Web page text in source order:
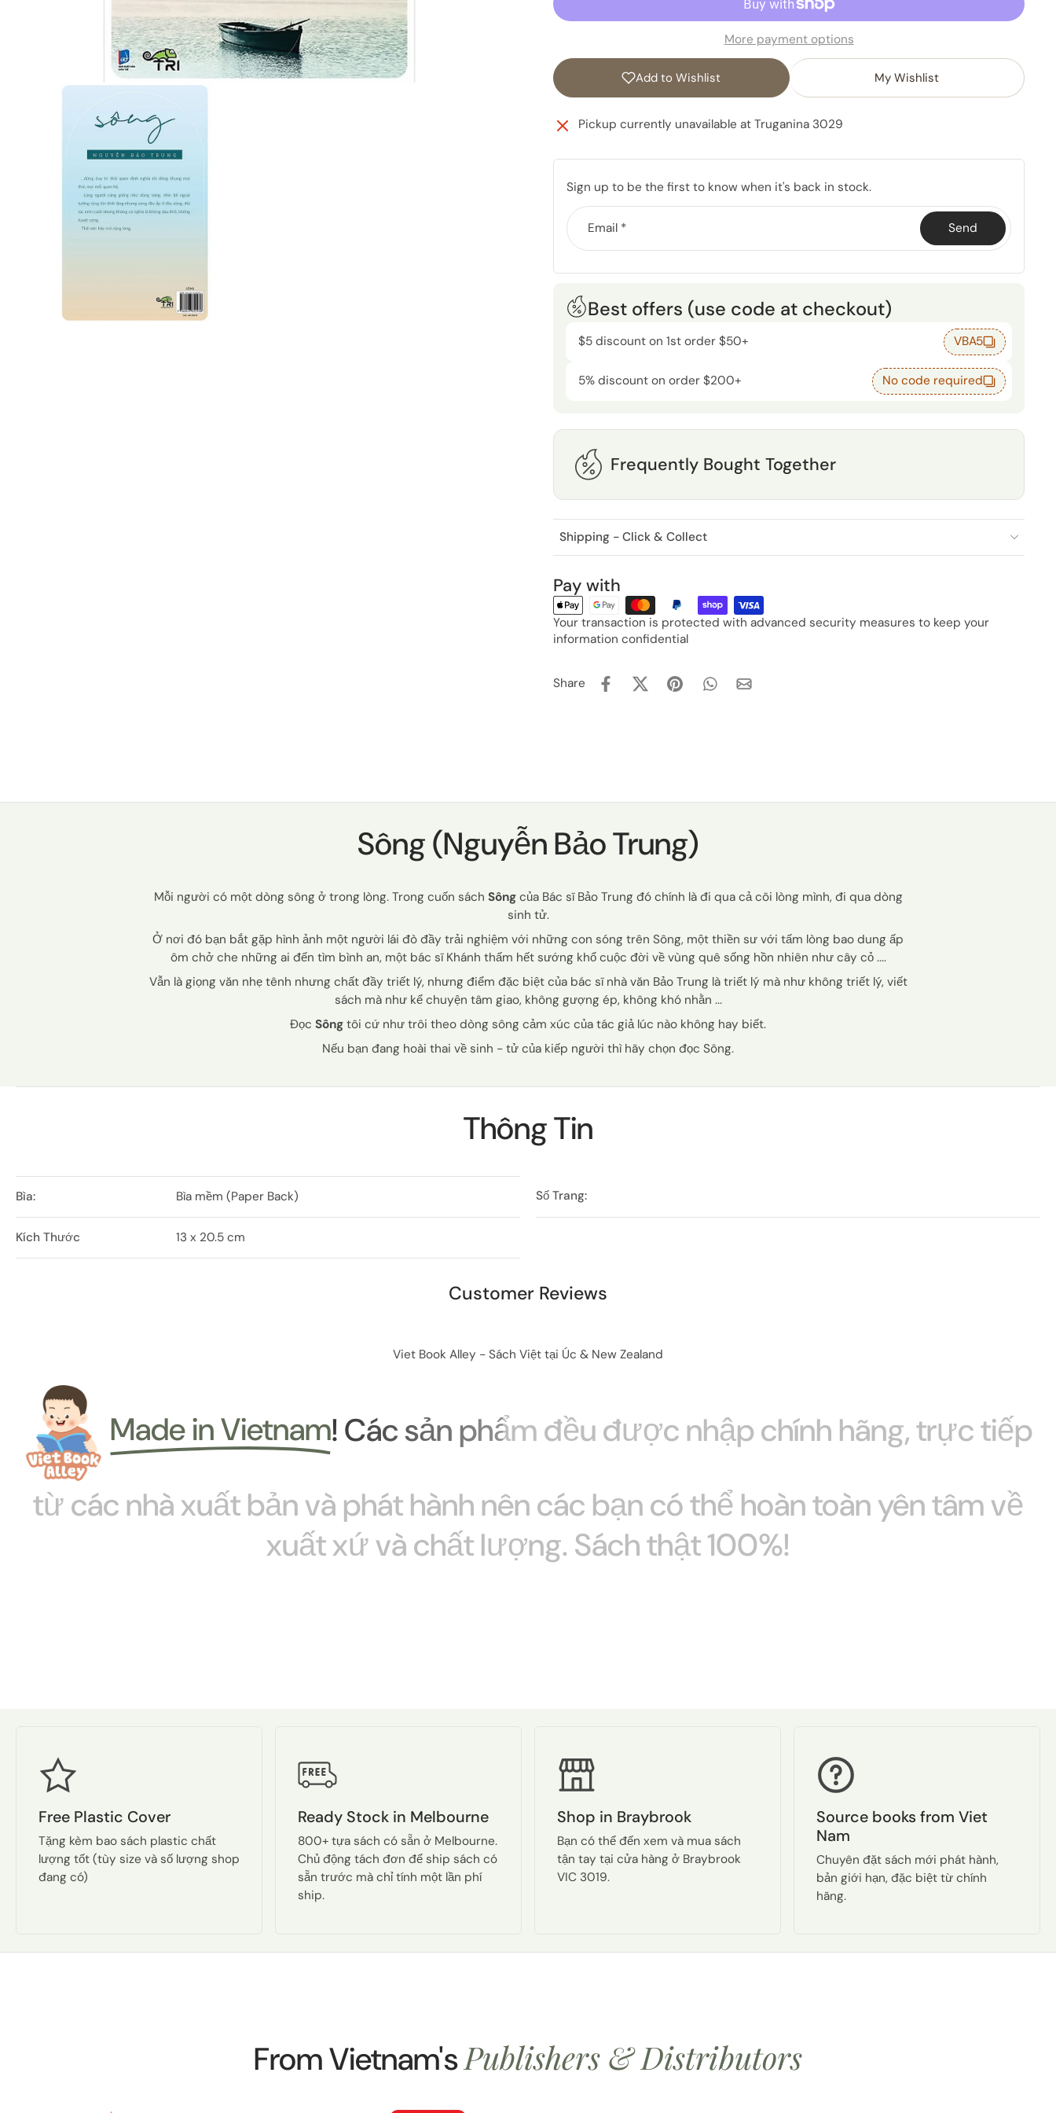
More payment options
Add to Wishlist My Wishlist
Pickup currently unavailable at Truganina 3029
Sign up to be the first to know when it's back in stock.
Email * Send
Best offers (use code at checkout)
$5 discount on 1st order $50+ VBA5
5% discount on order $200+ No code required
Frequently Bought Together
Shipping - Click & Collect
Pay with
Your transaction is protected with advanced security measures to keep your
information confidential
Share
Sông (Nguyễn Bảo Trung)
Mỗi người có một dòng sông ở trong lòng. Trong cuốn sách Sôngcủa Bác sĩ Bảo Trung đó chính là đi qua cả cõi lòng mình, đi qua dòng
sinh tử.
Ở nơi đó bạn bắt gặp hình ảnh một người lái đò đầy trải nghiệm với những con sóng trên Sông, một thiền sư với tấm lòng bao dung ấp
ôm chở che những ai đến tìm bình an, một bác sĩ Khánh thấm hết sướng khổ cuộc đời về vùng quê sống hồn nhiên như cây cỏ ....
Vẫn là giọng văn nhẹ tênh nhưng chất đầy triết lý, nhưng điểm đặc biệt của bác sĩ nhà văn Bảo Trung là triết lý mà như không triết lý, viết
sách mà như kể chuyện tâm giao, không gượng ép, không khó nhằn ...
Đọc Sông tôi cứ như trôi theo dòng sông cảm xúc của tác giả lúc nào không hay biết.
Nếu bạn đang hoài thai về sinh - tử của kiếp người thì hãy chọn đọc Sông.
Thông Tin
Bìa: Bìa mềm (Paper Back) Số Trang:
Kích Thước 13 x 20.5 cm
Customer Reviews
Viet Book Alley - Sách Việt tại Úc & New Zealand
Made in Vietnam!Cácsảnphẩmđềuđượcnhậpchính hãng,trựctiếp
từcácnhàxuất bảnvà phát hànhnêncác bạncóthể hoàntoànyêntâmvề
xuấtxứvàchấtlượng.Sách thật 100%!
Free Plastic Cover
Tặng kèm bao sách plastic chất
lượng tốt (tùy size và số lượng shop
đang có)
Ready Stock in Melbourne
800+ tựa sách có sẵn ở Melbourne.
Chủ động tách đơn để ship sách có
sẵn trước mà chỉ tính một lần phí
ship.
Shop in Braybrook
Bạn có thể đến xem và mua sách
tận tay tại cửa hàng ở Braybrook
VIC 3019.
Source books from Viet
Nam
Chuyên đặt sách mới phát hành,
bản giới hạn, đặc biệt từ chính
hãng.
From Vietnam'sPublishers & Distributors